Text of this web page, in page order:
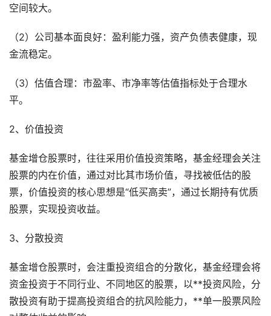
空间较大。
（2）公司基本面良好：盈利能力强，资产负债表健康，现
金流稳定。
（3）估值合理：市盈率、市净率等估值指标处于合理水
平。
2、价值投资
基金增仓股票时，往往采用价值投资策略，基金经理会关注
股票的内在价值，通过对比其市场价值，寻找被低估的股
票，价值投资的核心思想是“低买高卖”，通过长期持有优质
股票，实现投资收益。
3、分散投资
基金增仓股票时，会注重投资组合的分散化，基金经理会将
资金投资于不同行业、不同地区的股票，以**投资风险，分
散投资有助于提高投资组合的抗风险能力，**单一股票风险